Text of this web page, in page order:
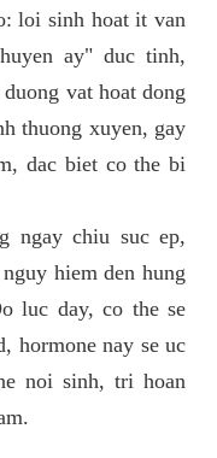
loi sinh hoat it van
ay" duc tinh,
vat hoat dong
thuong xuyen, gay
dac biet co the bi
ngay chiu suc ep,
hiem den hung
luc day, co the se
hormone nay se uc
noi sinh, tri hoan